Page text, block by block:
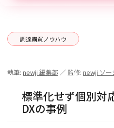
調達購買ノウハウ
執筆: newji 編集部 ／ 監修: newji ソー
標準化せず個別対
DXの事例